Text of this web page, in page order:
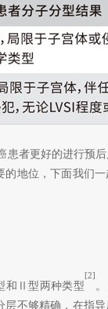
患者更好的进行预
地位，下面我们
和Ⅱ型两种类型
[2]
不够精确，在指